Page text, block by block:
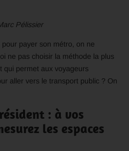
Pélissier
payer son métro, on ne
ne pas choisir la méthode la plus
qui permet aux voyageurs
aller vers le transport public ? On
: à vos
les espaces